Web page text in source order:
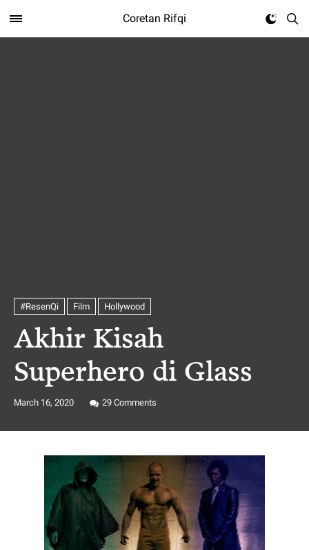
Coretan Rifqi
#ResenQi Film Hollywood
Akhir Kisah
Superhero di Glass
March 16, 2020 29 Comments